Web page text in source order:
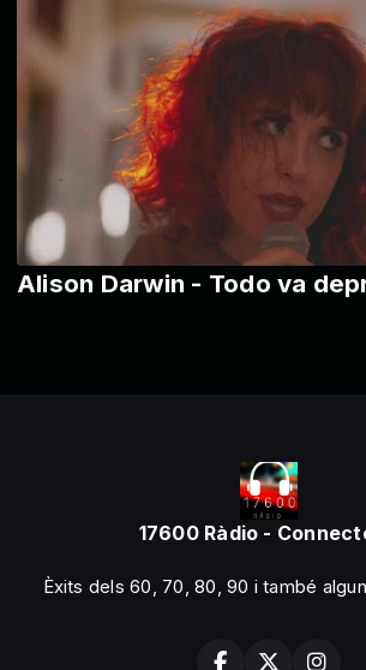
Alison Darwin - Todo va
17600 Ràdio -
Èxits dels 60, 70, 80, 90 i també